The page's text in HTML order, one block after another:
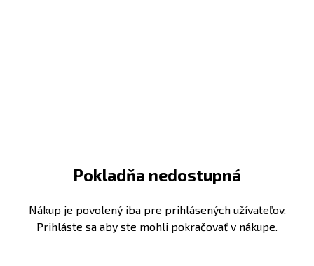
Pokladňa nedostupná
Nákup je povolený iba pre prihlásených užívateľov.
Prihláste sa aby ste mohli pokračovať v nákupe.